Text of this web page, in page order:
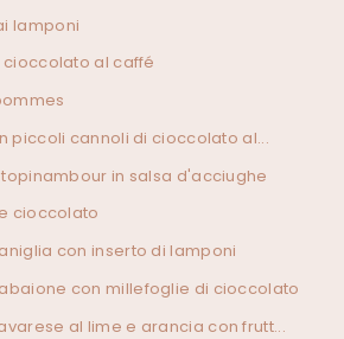
lamponi
al caffé
piccoli cannoli di cioccolato al...
in salsa d'acciughe
cioccolato
con inserto di lamponi
con millefoglie di cioccolato
al lime e arancia con frutt...